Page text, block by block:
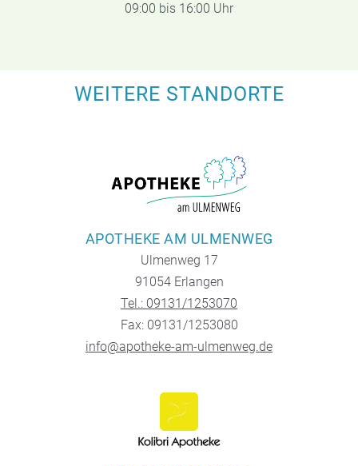
09:00 bis 16:00 Uhr
WEITERE STANDORTE
APOTHEKE AM ULMENWEG
Ulmenweg 17
91054 Erlangen
Tel.: 09131/1253070
Fax: 09131/1253080
info@apotheke-am-ulmenweg.de